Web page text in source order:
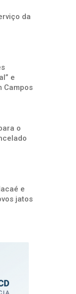
da
e
Campos
o
e
jatos